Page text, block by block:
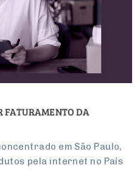
FATURAMENTO DA
em São Paulo,
pela internet no País